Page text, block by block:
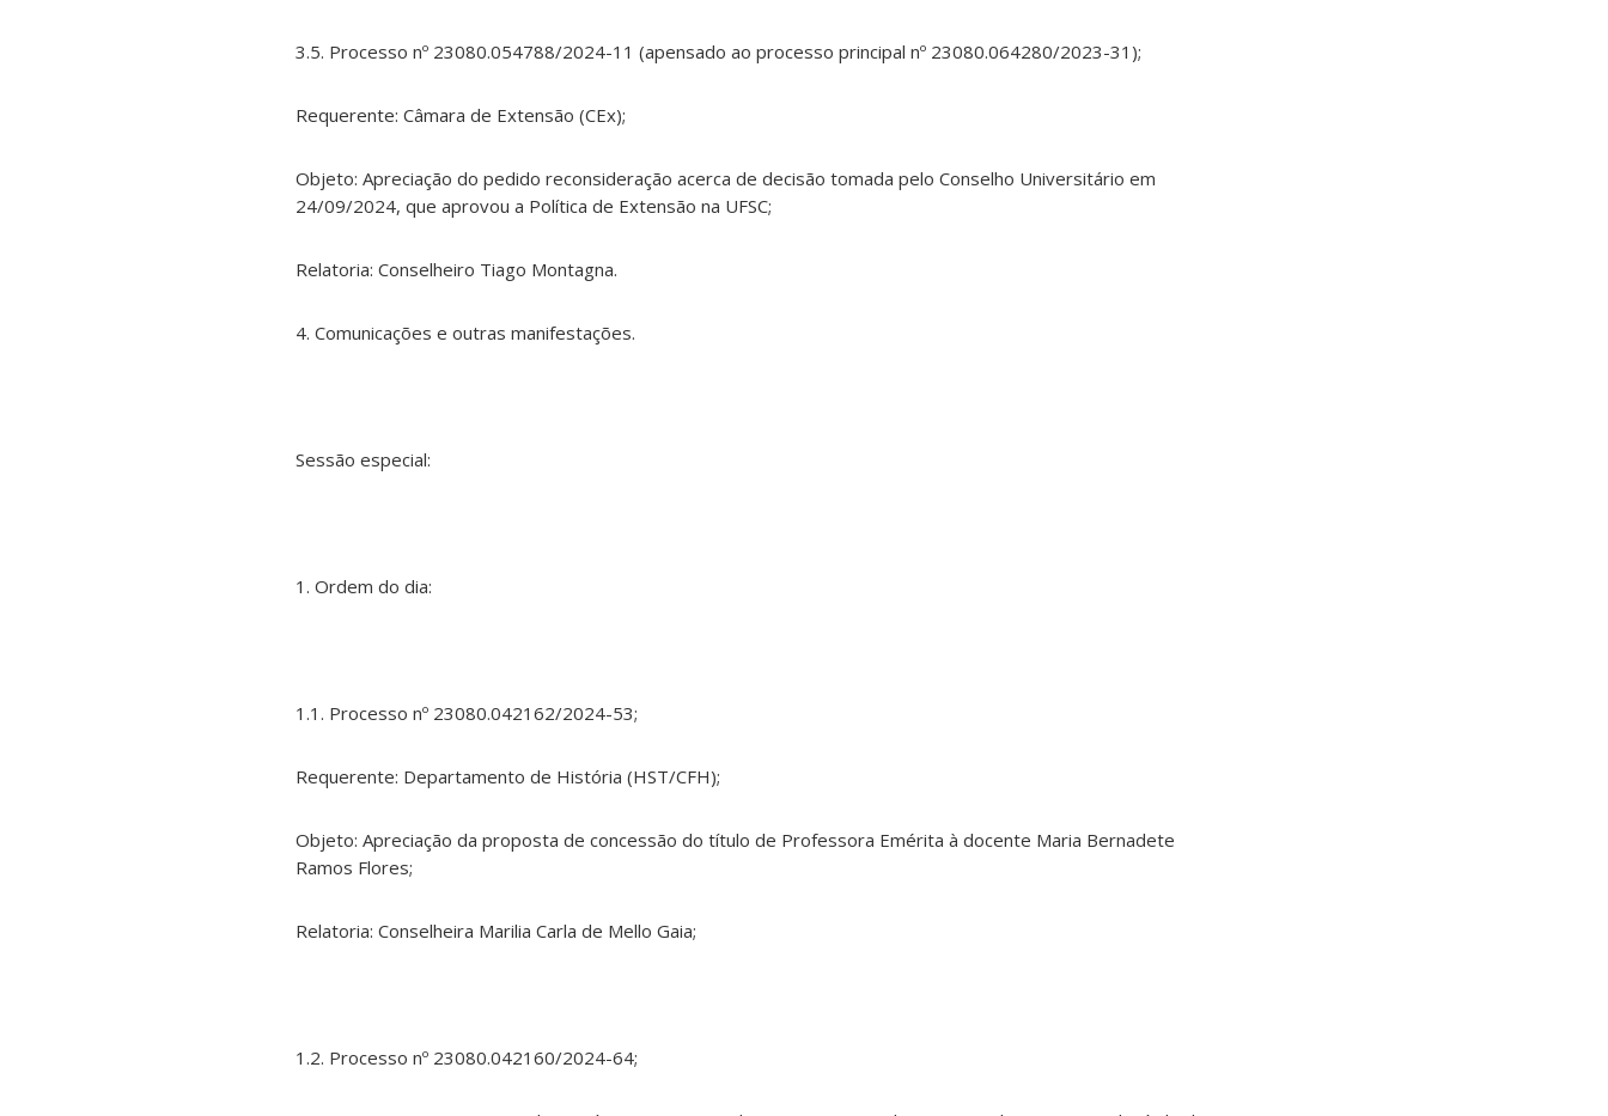
3.5. Processo nº 23080.054788/2024-11 (apensado ao processo principal nº 23080.064280/2023-31);
Requerente: Câmara de Extensão (CEx);
Objeto: Apreciação do pedido reconsideração acerca de decisão tomada pelo Conselho Universitário em
24/09/2024, que aprovou a Política de Extensão na UFSC;
Relatoria: Conselheiro Tiago Montagna.
4. Comunicações e outras manifestações.
Sessão especial:
1. Ordem do dia:
1.1. Processo nº 23080.042162/2024-53;
Requerente: Departamento de História (HST/CFH);
Objeto: Apreciação da proposta de concessão do título de Professora Emérita à docente Maria Bernadete
Ramos Flores;
Relatoria: Conselheira Marilia Carla de Mello Gaia;
1.2. Processo nº 23080.042160/2024-64;